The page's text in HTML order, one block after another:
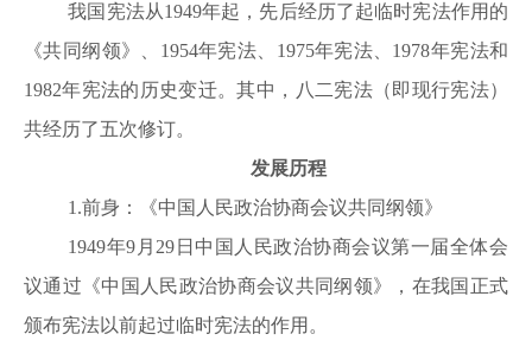
我国宪法从1949年起，先后经历了起临时宪法作用的
《共同纲领》、1954年宪法、1975年宪法、1978年宪法和
1982年宪法的历史变迁。其中，八二宪法（即现行宪法）
共经历了五次修订。
发展历程
1.前身：《中国人民政治协商会议共同纲领》
1949年9月29日中国人民政治协商会议第一届全体会
议通过《中国人民政治协商会议共同纲领》，在我国正式
颁布宪法以前起过临时宪法的作用。